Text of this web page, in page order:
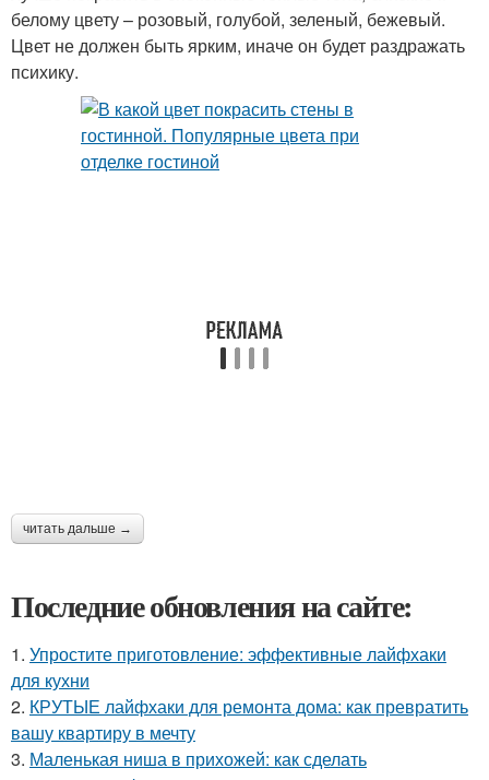
белому цвету – розовый, голубой, зеленый, бежевый.
Цвет не должен быть ярким, иначе он будет раздражать
психику.
читать дальше →
Последние обновления на сайте:
1. Упростите приготовление: эффективные лайфхаки
для кухни
2. КРУТЫЕ лайфхаки для ремонта дома: как превратить
вашу квартиру в мечту
3. Маленькая ниша в прихожей: как сделать